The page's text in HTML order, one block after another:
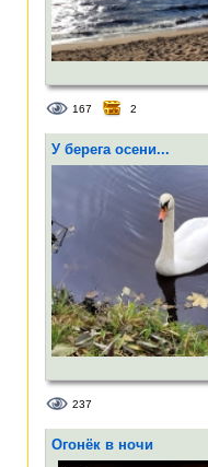
167 2
У берега осени...
237
Огонёк в ночи